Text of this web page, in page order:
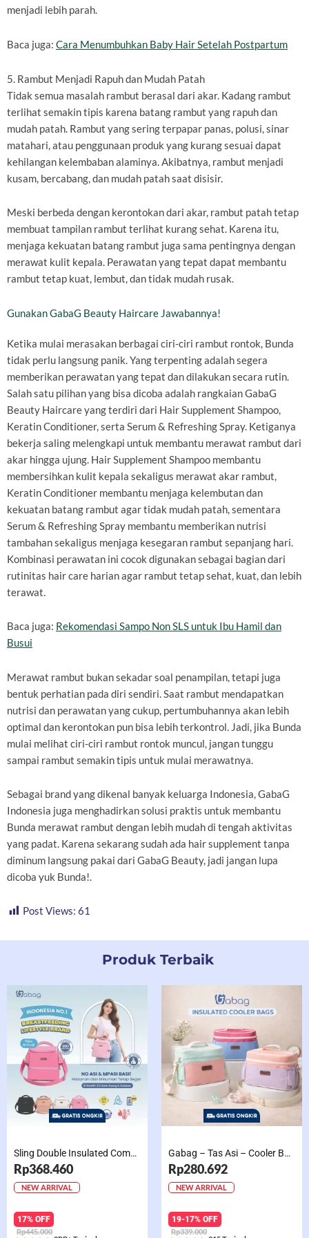
menjadi lebih parah.
Baca juga: Cara Menumbuhkan Baby Hair Setelah Postpartum
5. Rambut Menjadi Rapuh dan Mudah Patah
Tidak semua masalah rambut berasal dari akar. Kadang rambut
terlihat semakin tipis karena batang rambut yang rapuh dan
mudah patah. Rambut yang sering terpapar panas, polusi, sinar
matahari, atau penggunaan produk yang kurang sesuai dapat
kehilangan kelembaban alaminya. Akibatnya, rambut menjadi
kusam, bercabang, dan mudah patah saat disisir.
Meski berbeda dengan kerontokan dari akar, rambut patah tetap
membuat tampilan rambut terlihat kurang sehat. Karena itu,
menjaga kekuatan batang rambut juga sama pentingnya dengan
merawat kulit kepala. Perawatan yang tepat dapat membantu
rambut tetap kuat, lembut, dan tidak mudah rusak.
Gunakan GabaG Beauty Haircare Jawabannya!
Ketika mulai merasakan berbagai ciri-ciri rambut rontok, Bunda
tidak perlu langsung panik. Yang terpenting adalah segera
memberikan perawatan yang tepat dan dilakukan secara rutin.
Salah satu pilihan yang bisa dicoba adalah rangkaian GabaG
Beauty Haircare yang terdiri dari Hair Supplement Shampoo,
Keratin Conditioner, serta Serum & Refreshing Spray. Ketiganya
bekerja saling melengkapi untuk membantu merawat rambut dari
akar hingga ujung. Hair Supplement Shampoo membantu
membersihkan kulit kepala sekaligus merawat akar rambut,
Keratin Conditioner membantu menjaga kelembutan dan
kekuatan batang rambut agar tidak mudah patah, sementara
Serum & Refreshing Spray membantu memberikan nutrisi
tambahan sekaligus menjaga kesegaran rambut sepanjang hari.
Kombinasi perawatan ini cocok digunakan sebagai bagian dari
rutinitas hair care harian agar rambut tetap sehat, kuat, dan lebih
terawat.
Baca juga: Rekomendasi Sampo Non SLS untuk Ibu Hamil dan
Busui
Merawat rambut bukan sekadar soal penampilan, tetapi juga
bentuk perhatian pada diri sendiri. Saat rambut mendapatkan
nutrisi dan perawatan yang cukup, pertumbuhannya akan lebih
optimal dan kerontokan pun bisa lebih terkontrol. Jadi, jika Bunda
mulai melihat ciri-ciri rambut rontok muncul, jangan tunggu
sampai rambut semakin tipis untuk mulai merawatnya.
Sebagai brand yang dikenal banyak keluarga Indonesia, GabaG
Indonesia juga menghadirkan solusi praktis untuk membantu
Bunda merawat rambut dengan lebih mudah di tengah aktivitas
yang padat. Karena sekarang sudah ada hair supplement tanpa
diminum langsung pakai dari GabaG Beauty, jadi jangan lupa
dicoba yuk Bunda!.
Post Views: 61
Produk Terbaik
Sling Double Insulated Compartment Cappucino Black, Creamy, Salem, Chocolate
Rp368.460
NEW ARRIVAL
17% OFF
Rp445.000
Gabag – Tas Asi – Cooler Bag Sling Single Compartment Mint Grape Bubble
Rp280.692
NEW ARRIVAL
19-17% OFF
Rp339.000